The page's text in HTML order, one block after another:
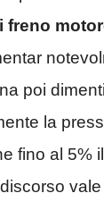
freno
poi
la
fino al 5%